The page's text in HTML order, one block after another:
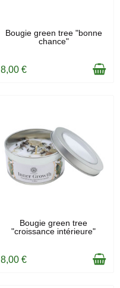
EN STOCK
Bougie green tree "bonne
chance"
8,00 €
EN STOCK
Bougie green tree
"croissance intérieure"
8,00 €